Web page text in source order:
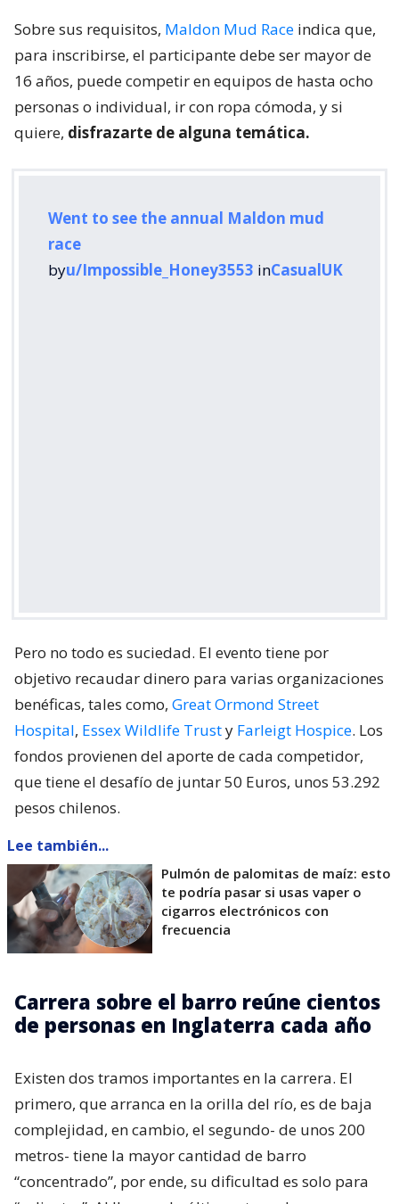
Sobre sus requisitos, Maldon Mud Race indica que,
para inscribirse, el participante debe ser mayor de
16 años, puede competir en equipos de hasta ocho
personas o individual, ir con ropa cómoda, y si
quiere, disfrazarte de alguna temática.
Went to see the annual Maldon mud
race
byu/Impossible_Honey3553 inCasualUK
Pero no todo es suciedad. El evento tiene por
objetivo recaudar dinero para varias organizaciones
benéficas, tales como, Great Ormond Street
Hospital, Essex Wildlife Trusty Farleigt Hospice. Los
fondos provienen del aporte de cada competidor,
que tiene el desafío de juntar 50 Euros, unos 53.292
pesos chilenos.
Lee también...
Pulmón de palomitas de maíz: esto
te podría pasar si usas vaper o
cigarros electrónicos con
frecuencia
Carrera sobre el barro reúne cientos
de personas en Inglaterra cada año
Existen dos tramos importantes en la carrera. El
primero, que arranca en la orilla del río, es de baja
complejidad, en cambio, el segundo- de unos 200
metros- tiene la mayor cantidad de barro
“concentrado”, por ende, su dificultad es solo para